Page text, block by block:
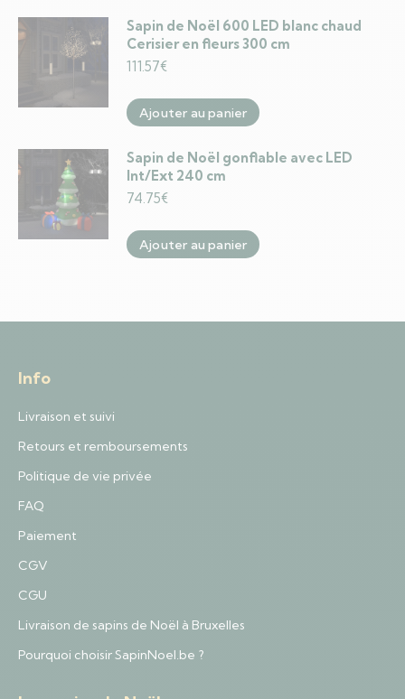
Sapin de Noël 600 LED blanc chaud
Cerisier en fleurs 300 cm
111.57€
Ajouter au panier
Sapin de Noël gonflable avec LED
Int/Ext 240 cm
74.75€
Ajouter au panier
Info
Livraison et suivi
Retours et remboursements
Politique de vie privée
FAQ
Paiement
CGV
CGU
Livraison de sapins de Noël à Bruxelles
Pourquoi choisir SapinNoel.be ?